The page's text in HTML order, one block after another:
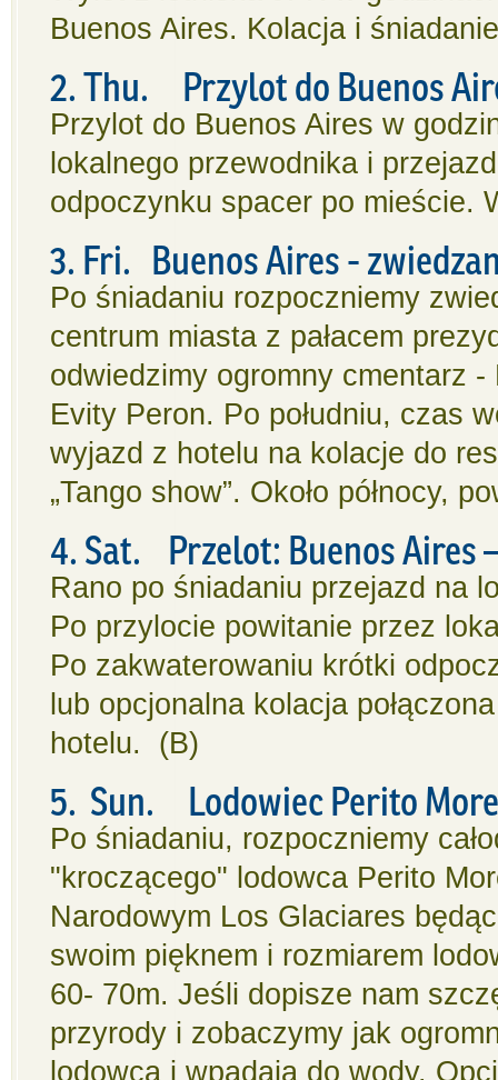
Buenos Aires. Kolacja i
2. Thu. Przylot do Buenos
Przylot do Buenos Aires w
lokalnego przewodnika i
odpoczynku spacer po mieście.
3. Fri. Buenos Aires -
Po śniadaniu rozpoczniemy
centrum miasta z pałacem
odwiedzimy ogromny cmentarz
Evity Peron. Po południu, czas
wyjazd z hotelu na kolacje do
„Tango show”. Około północy,
4. Sat. Przelot: Buenos Aires
Rano po śniadaniu przejazd na
Po przylocie powitanie przez
Po zakwaterowaniu krótki
lub opcjonalna kolacja
hotelu. (B)
5. Sun. Lodowiec Perito
Po śniadaniu, rozpoczniemy
"kroczącego" lodowca Perito
Narodowym Los Glaciares
swoim pięknem i rozmiarem
60- 70m. Jeśli dopisze nam
przyrody i zobaczymy jak
lodowca i wpadają do wody.